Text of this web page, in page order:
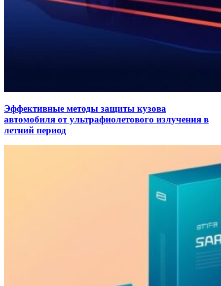
Эффективные методы защиты кузова
автомобиля от ультрафиолетового излучения в
летний период